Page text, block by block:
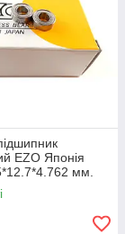
EZO Японія
мм.